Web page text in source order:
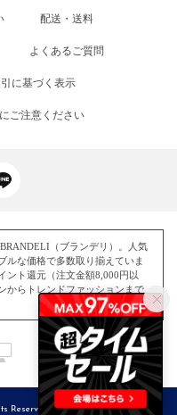
配送・送料
よくあるご質問
に基づく表示
ご注意ください
（ブランデリ）。人気
ルな価格で多数取り揃えていま
ント還元（注文金額8,000円以
からトレンドファッションまで、
Reserved